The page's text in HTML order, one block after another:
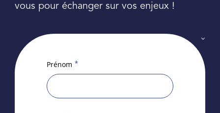
vous pour échanger sur vos enjeux !
Prénom *